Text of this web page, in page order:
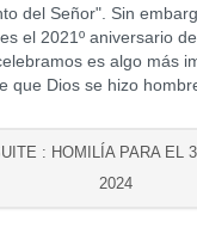
del Señor". Sin
el 2021º aniversario
es algo más
que Dios se hizo
: HOMILÍA PARA EL
2024